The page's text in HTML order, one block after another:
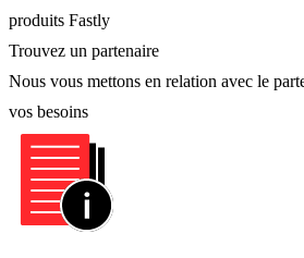
produits Fastly
Trouvez un partenaire
Nous vous mettons en relation avec le
vos besoins